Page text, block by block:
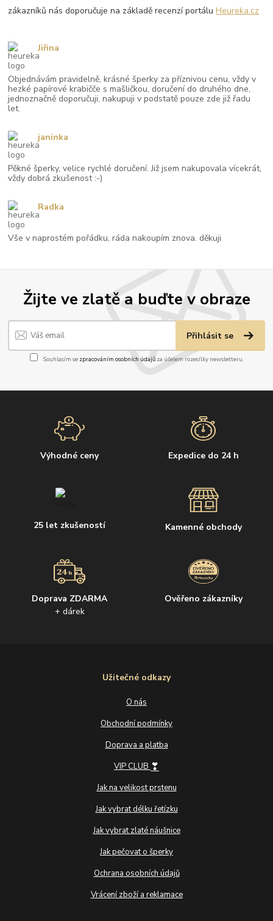
Žijte ve zlatě a buďte v obraze
Přihlásit se
Souhlasím se zpracováním osobních údajůza účelem rozesílky newsletteru.
Výhodné ceny Expedice do 24 h
25 let zkušeností Kamenné obchody
Doprava ZDARMA
+ dárek
Ověřeno zákazníky
Užitečné odkazy
O nás
Obchodní podmínky
Doprava a platba
VIP CLUB ❣
Jak na velikost prstenu
Jak vybrat délku řetízku
Jak vybrat zlaté náušnice
Jak pečovat o šperky
Ochrana osobních údajů
Vrácení zboží a reklamace
zákazníků nás doporučuje na základě recenzí portáluHeureka.cz
Objednávám pravidelně, krásné šperky za příznivou cenu, vždy v
hezké papírové krabičče s mašličkou, doručení do druhého dne,
jednoznačně doporučuji, nakupuji v podstatě pouze zde již řadu
let.
Jiřina
Pěkné šperky, velice rychlé doručení. Již jsem nakupovala vícekrát,
vždy dobrá zkušenost :-)
janinka
Vše v naprostém pořádku, ráda nakoupím znova. děkuji
Radka